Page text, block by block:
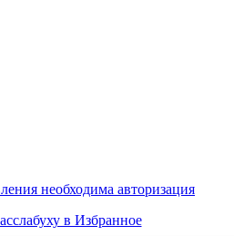
необходима авторизация
в Избранное